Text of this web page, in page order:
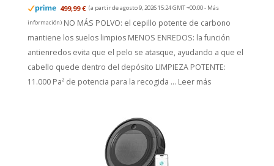
499,99 € (a partir de agosto 9, 2026 15:24 GMT +00:00 - Más
información) NO MÁS POLVO: el cepillo potente de carbono
mantiene los suelos limpios MENOS ENREDOS: la función
antienredos evita que el pelo se atasque, ayudando a que el
cabello quede dentro del depósito LIMPIEZA POTENTE:
11.000 Pa² de potencia para la recogida ... Leer más